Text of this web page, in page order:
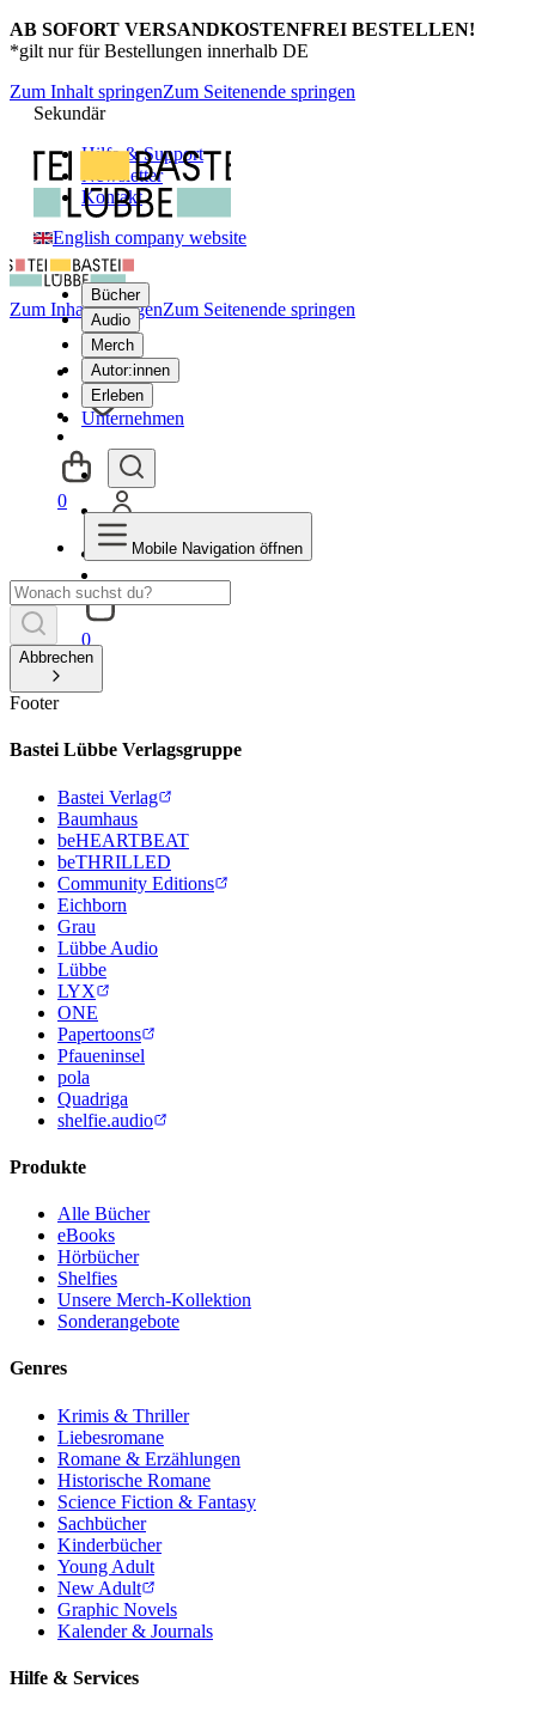
AB SOFORT VERSANDKOSTENFREI BESTELLEN!
*gilt nur für Bestellungen innerhalb DE
Zum Inhalt springenZum Seitenende springen
Sekundär
Hilfe & Support
Newsletter
Kontakt
English company website
Bücher
Audio
Merch
Autor:innen
Erleben
Unternehmen
0
Zum Inhalt springenZum Seitenende springen
0
Mobile Navigation öffnen
Abbrechen
Footer
Bastei Lübbe Verlagsgruppe
Bastei Verlag
Baumhaus
beHEARTBEAT
beTHRILLED
Community Editions
Eichborn
Grau
Lübbe Audio
Lübbe
LYX
ONE
Papertoons
Pfaueninsel
pola
Quadriga
shelfie.audio
Produkte
Alle Bücher
eBooks
Hörbücher
Shelfies
Unsere Merch-Kollektion
Sonderangebote
Genres
Krimis & Thriller
Liebesromane
Romane & Erzählungen
Historische Romane
Science Fiction & Fantasy
Sachbücher
Kinderbücher
Young Adult
New Adult
Graphic Novels
Kalender & Journals
Hilfe & Services